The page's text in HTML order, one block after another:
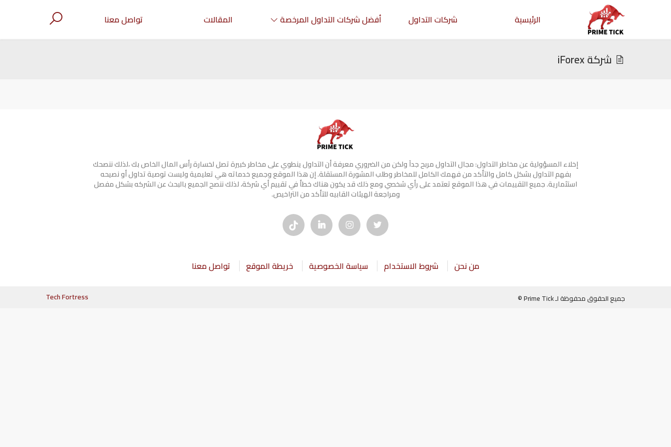
الرئيسية شركات التداول أفضل شركات التداول المرخصة المقالات تواصل معنا
شركة iForex
إخلاء المسؤولية عن مخاطر التداول: مجال التداول مربح جدآ ولكن من الضروري معرفة أن التداول ينطوي على مخاطر كبيرة تصل لخسارة رأس المال الخاص بك ،لذلك ننصحك
بفهم التداول بشكل كامل والتأكد من فهمك الكامل للمخاطر وطلب المشورة المستقلة. إن هذا الموقع وجميع خدماته هي تعليمية وليست توصية تداول أو نصيحه
استثمارية. جميع التقييمات في هذا الموقع تعتمد على رأي شخصي ومع ذلك قد يكون هناك خطأ في تقييم أي شركة، لذلك ننصح الجميع بالبحث عن الشركه بشكل مفصل
ومراجعة الهيئات القابيه للتأكد من التراخيص.
من نحن شروط الاستخدام سياسة الخصوصية خريطة الموقع تواصل معنا
جميع الحقوق محفوظة لـ Prime Tick © Tech Fortress